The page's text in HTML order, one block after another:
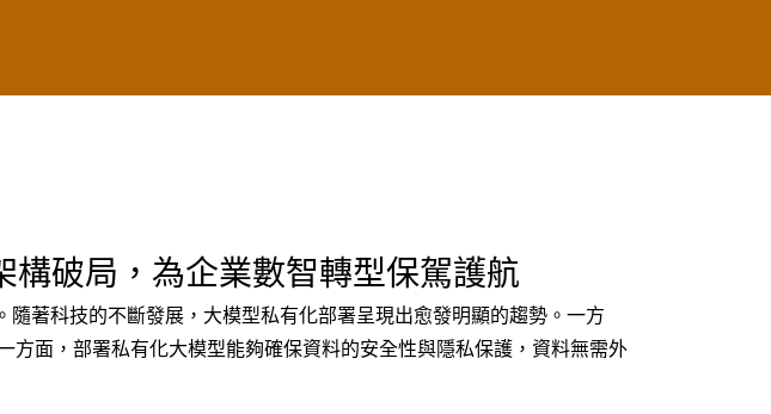
構破局，為企業數智轉型保駕護航
著科技的不斷發展，大模型私有化部署呈現出愈發明顯的趨勢。一方
面，部署私有化大模型能夠確保資料的安全性與隱私保護，資料無需外